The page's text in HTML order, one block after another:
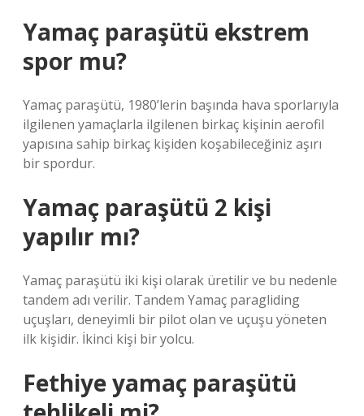
Yamaç paraşütü ekstrem
spor mu?
Yamaç paraşütü, 1980’lerin başında hava sporlarıyla
ilgilenen yamaçlarla ilgilenen birkaç kişinin aerofil
yapısına sahip birkaç kişiden koşabileceğiniz aşırı
bir spordur.
Yamaç paraşütü 2 kişi
yapılır mı?
Yamaç paraşütü iki kişi olarak üretilir ve bu nedenle
tandem adı verilir. Tandem Yamaç paragliding
uçuşları, deneyimli bir pilot olan ve uçuşu yöneten
ilk kişidir. İkinci kişi bir yolcu.
Fethiye yamaç paraşütü